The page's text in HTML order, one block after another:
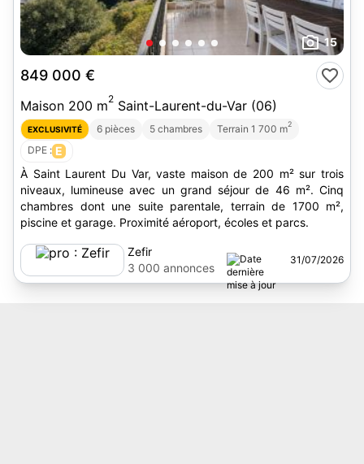
15
849 000 €
Maison 200 m2 Saint-Laurent-du-Var (06)
EXCLUSIVITÉ 6 pièces 5 chambres Terrain 1 700 m2
DPE : E
À Saint Laurent Du Var, vaste maison de 200 m² sur trois
niveaux, lumineuse avec un grand séjour de 46 m². Cinq
chambres dont une suite parentale, terrain de 1700 m²,
piscine et garage. Proximité aéroport, écoles et parcs.
Zefir
3 000 annonces
31/07/2026